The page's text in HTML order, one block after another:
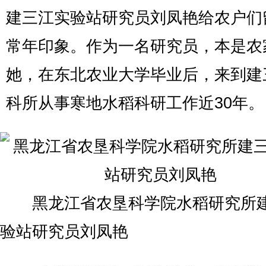
建三江实验站研究员刘凤艳给农户
常年印象。作为一名研究员，本是
她，在东北农业大学毕业后，来到
科所从事寒地水稻科研工作近30年。
黑龙江省农垦科学院水稻研究所
验站研究员刘凤艳